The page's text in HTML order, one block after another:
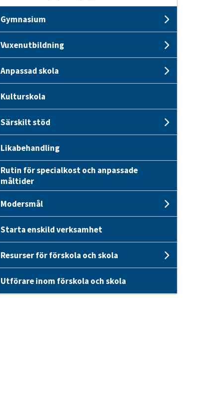
Gymnasium
Vuxenutbildning
Anpassad skola
Kulturskola
Särskilt stöd
Likabehandling
Rutin för specialkost och anpassade
måltider
Modersmål
Starta enskild verksamhet
Resurser för förskola och skola
Utförare inom förskola och skola